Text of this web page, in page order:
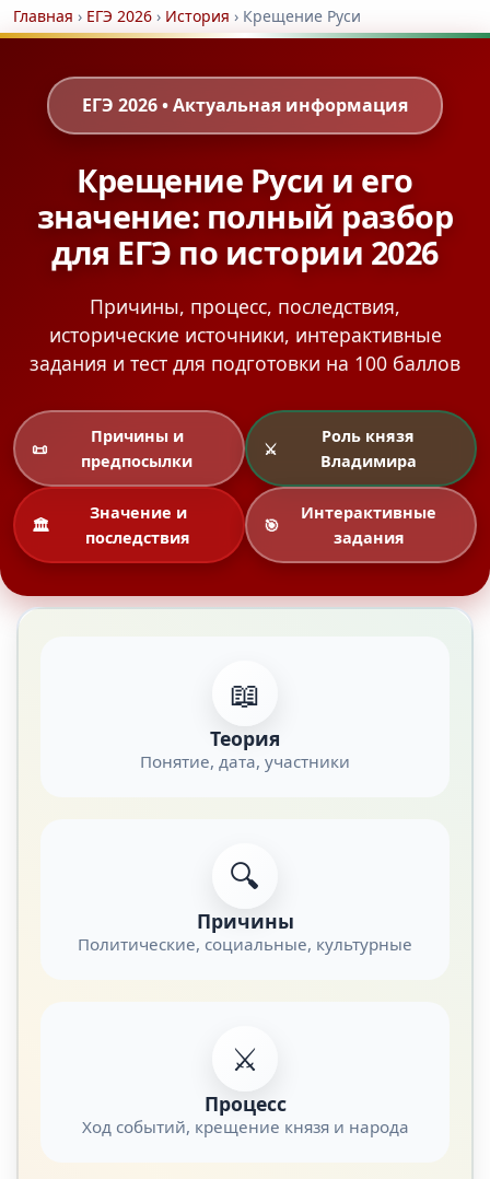
Главная › ЕГЭ 2026 › История › Крещение Руси
ЕГЭ 2026 • Актуальная информация
Крещение Руси и его
значение: полный разбор
для ЕГЭ по истории 2026
Причины, процесс, последствия,
исторические источники, интерактивные
задания и тест для подготовки на 100 баллов
📜
Причины и
предпосылки
⚔️
Роль князя
Владимира
🏛️
Значение и
последствия
🎯
Интерактивные
задания
📖
Теория
Понятие, дата, участники
🔍
Причины
Политические, социальные, культурные
⚔️
Процесс
Ход событий, крещение князя и народа